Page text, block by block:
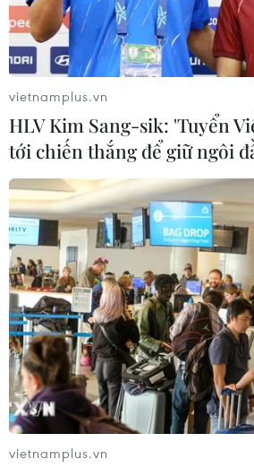
vietnamplus.vn
HLV Kim Sang-sik: 'Tuyển
tới chiến thắng để giữ ngôi
vietnamplus.vn